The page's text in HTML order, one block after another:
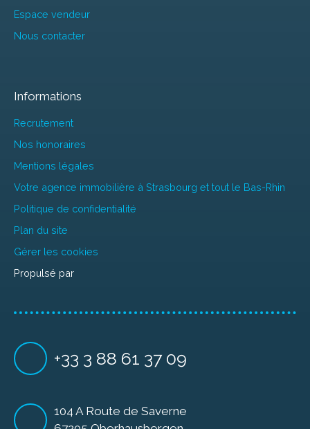
Espace vendeur
Nous contacter
Informations
Recrutement
Nos honoraires
Mentions légales
Votre agence immobilière à Strasbourg et tout le Bas-Rhin
Politique de confidentialité
Plan du site
Gérer les cookies
Propulsé par
+33 3 88 61 37 09
104 A Route de Saverne